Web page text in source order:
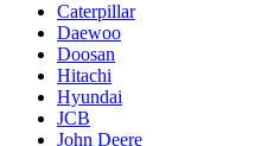
Caterpillar
Daewoo
Doosan
Hitachi
Hyundai
JCB
John Deere